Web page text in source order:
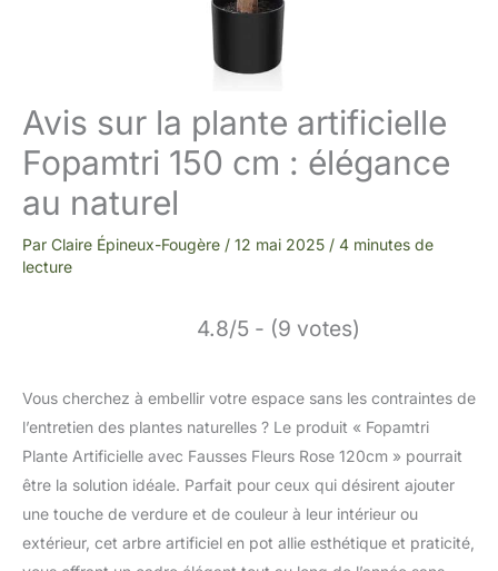
Avis sur la plante artificielle
Fopamtri 150 cm : élégance
au naturel
Par Claire Épineux-Fougère / 12 mai 2025 / 4 minutes de
lecture
4.8/5 - (9 votes)
Vous cherchez à embellir votre espace sans les contraintes de
l’entretien des plantes naturelles ? Le produit « Fopamtri
Plante Artificielle avec Fausses Fleurs Rose 120cm » pourrait
être la solution idéale. Parfait pour ceux qui désirent ajouter
une touche de verdure et de couleur à leur intérieur ou
extérieur, cet arbre artificiel en pot allie esthétique et praticité,